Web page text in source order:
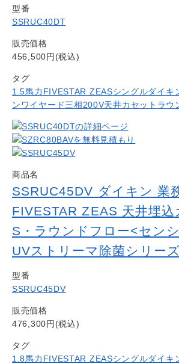
型番
SSRUC40DT
販売価格
456,500円(税込)
タグ
1.5馬力 FIVESTAR ZEASシングルダイキ
ンワイヤード三相200V天井カセットラウ
商品名
SSRUC45DV ダイキン 業
FIVESTAR ZEAS 天井埋込
S・ラウンドフロー<セン
UVストリーマ除菌シリー
型番
SSRUC45DV
販売価格
476,300円(税込)
タグ
1.8馬力 FIVESTAR ZEASシングルダイキ